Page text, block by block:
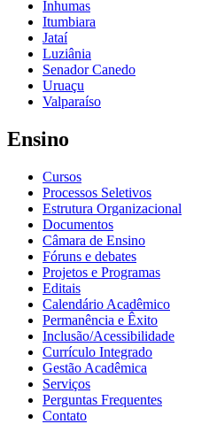
Inhumas
Itumbiara
Jataí
Luziânia
Senador Canedo
Uruaçu
Valparaíso
Ensino
Cursos
Processos Seletivos
Estrutura Organizacional
Documentos
Câmara de Ensino
Fóruns e debates
Projetos e Programas
Editais
Calendário Acadêmico
Permanência e Êxito
Inclusão/Acessibilidade
Currículo Integrado
Gestão Acadêmica
Serviços
Perguntas Frequentes
Contato